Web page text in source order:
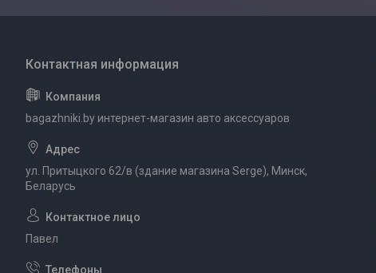
bagazhniki.by интернет-магазин авто аксессуаров
ул. Притыцкого 62/в (здание магазина Serge), Минск,
Беларусь
Павел